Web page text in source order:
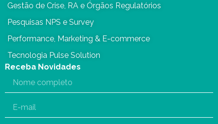
Gestão de Crise, RA e Órgãos Regulatórios
Pesquisas NPS e Survey
Performance, Marketing & E-commerce
Tecnologia Pulse Solution
Receba Novidades